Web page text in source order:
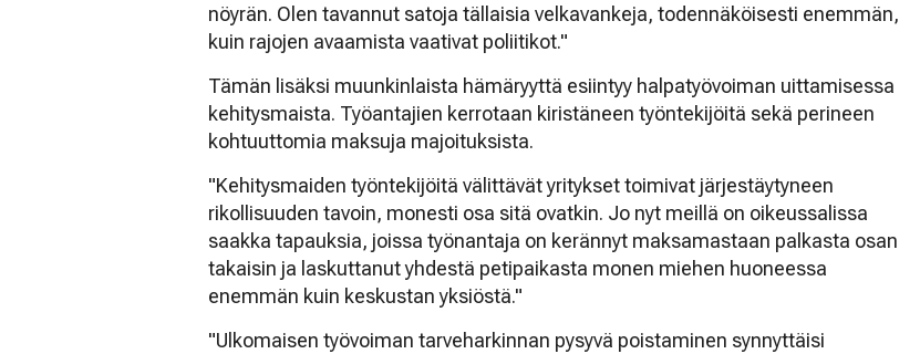
nöyrän. Olen tavannut satoja tällaisia velkavankeja, todennäköisesti enemmän,
kuin rajojen avaamista vaativat poliitikot."
Tämän lisäksi muunkinlaista hämäryyttä esiintyy halpatyövoiman uittamisessa
kehitysmaista. Työantajien kerrotaan kiristäneen työntekijöitä sekä perineen
kohtuuttomia maksuja majoituksista.
"Kehitysmaiden työntekijöitä välittävät yritykset toimivat järjestäytyneen
rikollisuuden tavoin, monesti osa sitä ovatkin. Jo nyt meillä on oikeussalissa
saakka tapauksia, joissa työnantaja on kerännyt maksamastaan palkasta osan
takaisin ja laskuttanut yhdestä petipaikasta monen miehen huoneessa
enemmän kuin keskustan yksiöstä."
"Ulkomaisen työvoiman tarveharkinnan pysyvä poistaminen synnyttäisi